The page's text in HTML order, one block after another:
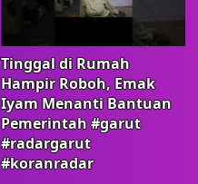
Tinggal di Rumah
Hampir Roboh, Emak
Iyam Menanti Bantuan
Pemerintah #garut
#radargarut
#koranradar